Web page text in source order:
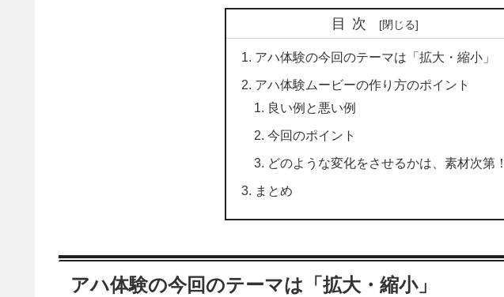
目次
アハ体験の今回のテーマは「拡大・縮小」
アハ体験ムービーの作り方のポイント
良い例と悪い例
今回のポイント
どのような変化をさせるかは、素材次第！
まとめ
アハ体験の今回のテーマは「拡大・縮小」